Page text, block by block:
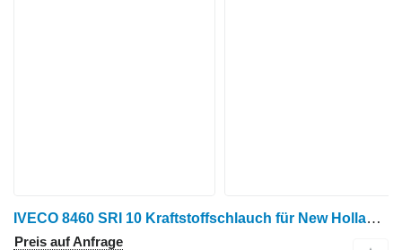
IVECO 8460 SRI 10 Kraftstoffschlauch für New Holland TX68 Getreideernter
Preis auf Anfrage